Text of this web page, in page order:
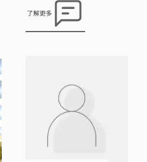
夥人及註冊婚姻監禮人。他的主要工
作範圍包括民事、刑事、婚姻事務、
遺產、僱員補償及個人傷亡賠償。
了解更多